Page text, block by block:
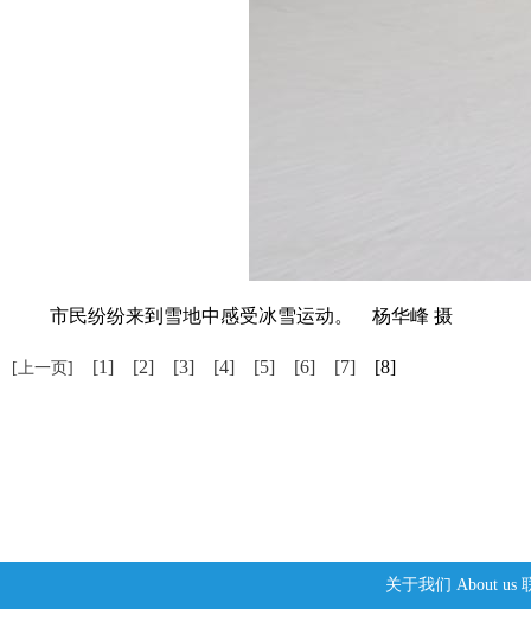
市民纷纷来到雪地中感受冰雪运动。 杨华峰 摄
[上一页] [1] [2] [3] [4] [5] [6] [7] [8]
关于我们 About us